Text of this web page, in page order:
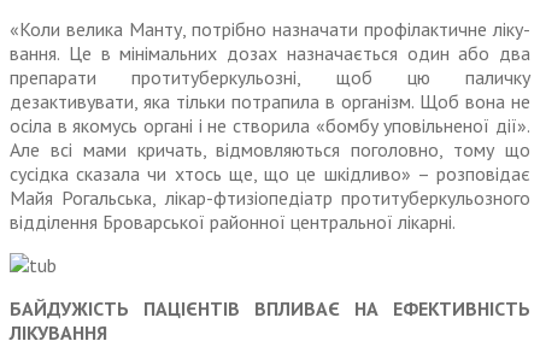
«Коли велика Манту, потрібно назначати профілактичне ліку­
вання. Це в мінімальних дозах назначається один або два
препарати протитуберкульозні, щоб цю паличку
дезактивувати, яка тільки потрапила в організм. Щоб вона не
осіла в якомусь органі і не створила «бомбу уповільненої дії».
Але всі мами кричать, від­мовляються поголовно, тому що
сусідка сказала чи хтось ще, що це шкідливо» – розповідає
Майя Рогальська, лікар-фтизіо­педіатр протитуберкульозного
відділення Броварської районної центральної лікарні.
БАЙДУЖІСТЬ ПАЦІЄНТІВ ВПЛИВАЄ НА ЕФЕКТИВНІСТЬ
ЛІКУВАННЯ